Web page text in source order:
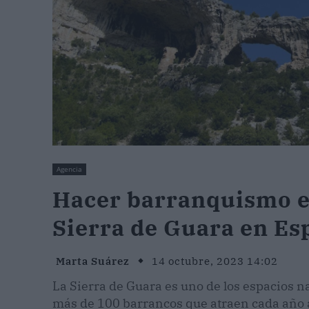
Agencia
Hacer barranquismo
Sierra de Guara en
Marta Suárez 14 octubre, 2023 14:02
La Sierra de Guara es uno de los espacios
más de 100 barrancos que atraen cada